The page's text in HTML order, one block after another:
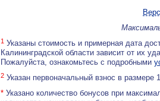
1 Указаны стоимость и примерная дата
Калининградской области зависит от их
Пожалуйста, ознакомьтесь с подробными
2 Указан первоначальный взнос в
* Указано количество бонусов при